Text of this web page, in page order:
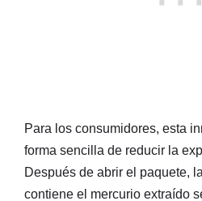
Para los consumidores, esta
forma sencilla de reducir la
Después de abrir el paquete,
contiene el mercurio extraído